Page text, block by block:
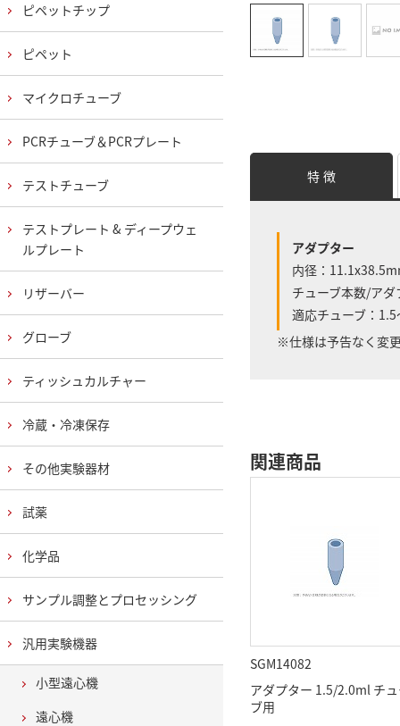
特 徴
アダプター
内径：
チューブ本数/ア
適応チューブ：
※仕様は予告なく変
関連商品
SGM14082
アダプター 1.5/2.0ml チ
ブ用
ピペットチップ
ピペット
マイクロチューブ
PCRチューブ＆PCRプレート
テストチューブ
テストプレート & ディープウェ
ルプレート
リザーバー
グローブ
ティッシュカルチャー
冷蔵・冷凍保存
その他実験器材
試薬
化学品
サンプル調整とプロセッシング
汎用実験機器
小型遠心機
遠心機